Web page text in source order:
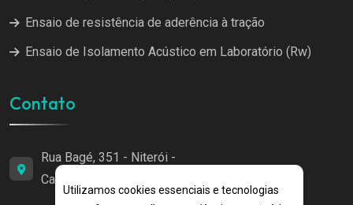
Ensaio de resistência de aderência à tração
Ensaio de Isolamento Acústico em Laboratório (Rw)
Contato
Rua Bagé, 351 - Niterói -
Canoas/RS
Utilizamos cookies essenciais e tecnologias